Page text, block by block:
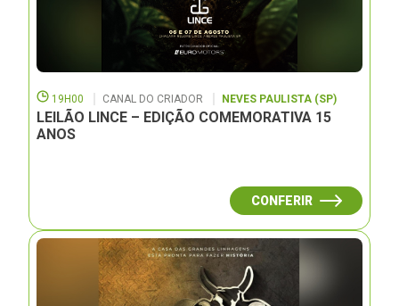
19H00 CANAL DO CRIADOR NEVES PAULISTA (SP)
LEILÃO LINCE – EDIÇÃO COMEMORATIVA 15
ANOS
CONFERIR